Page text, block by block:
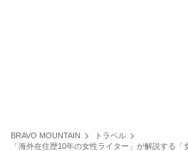
BRAVO MOUNTAIN
トラベル
「海外在住歴10年の女性ライター」が解説する